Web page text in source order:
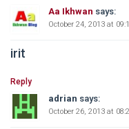
Aa Ikhwan says:
October 24, 2013 at
irit
Reply
adrian says:
October 26, 2013 at